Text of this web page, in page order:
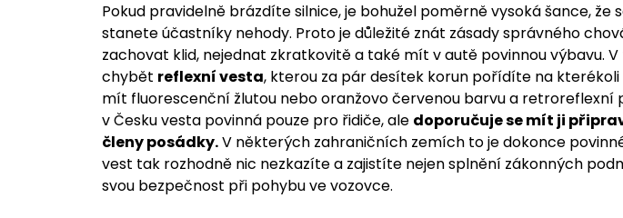
Pokud pravidelně brázdíte silnice, je bohužel poměrně vysoká šance, že
stanete účastníky nehody. Proto je důležité znát zásady správného
zachovat klid, nejednat zkratkovitě a také mít v autě povinnou výbavu.
chybět reflexní vesta, kterou za pár desítek korun pořídíte na
mít fluorescenční žlutou nebo oranžovo červenou barvu a retroreflexní
v Česku vesta povinná pouze pro řidiče, ale doporučuje se mít ji
členy posádky.V některých zahraničních zemích to je dokonce
vest tak rozhodně nic nezkazíte a zajistíte nejen splnění zákonných
svou bezpečnost při pohybu ve vozovce.